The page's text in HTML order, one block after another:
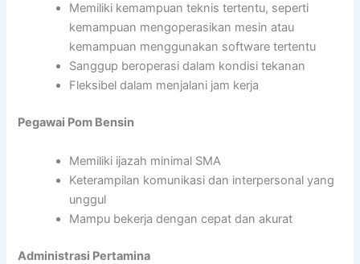
Memiliki kemampuan teknis tertentu, seperti
kemampuan mengoperasikan mesin atau
kemampuan menggunakan software tertentu
Sanggup beroperasi dalam kondisi tekanan
Fleksibel dalam menjalani jam kerja
Pegawai Pom Bensin
Memiliki ijazah minimal SMA
Keterampilan komunikasi dan interpersonal yang
unggul
Mampu bekerja dengan cepat dan akurat
Administrasi Pertamina